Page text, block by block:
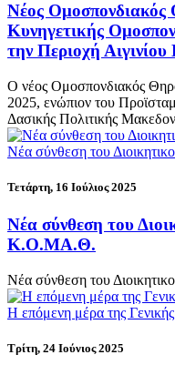
Νέος
Κυνηγετικής
την Περιοχή
Ο νέος Ομοσπονδιακός
2025, ενώπιον του
Δασικής Πολιτικής
Νέα σύνθεση του
Τετάρτη, 16 Ιούλιος 2025
Νέα σύνθεση του
Κ.Ο.ΜΑ.Θ.
Νέα σύνθεση του
Η επόμενη μέρα της
Τρίτη, 24 Ιούνιος 2025